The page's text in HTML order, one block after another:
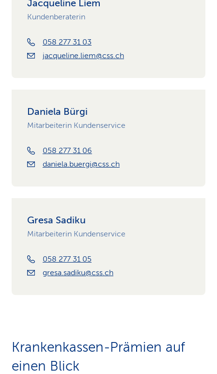
Jacqueline Liem
Kundenberaterin
058 277 31 03
jacqueline.liem@css.ch
Daniela Bürgi
Mitarbeiterin Kundenservice
058 277 31 06
daniela.buergi@css.ch
Gresa Sadiku
Mitarbeiterin Kundenservice
058 277 31 05
gresa.sadiku@css.ch
Krankenkassen-Prämien auf
einen Blick